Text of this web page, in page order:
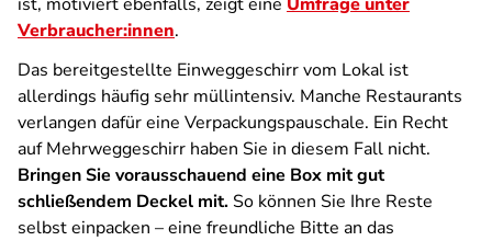
Verbraucher:innen.
Das bereitgestellte Einweggeschirr vom Lokal ist
allerdings häufig sehr müllintensiv. Manche Restaurants
verlangen dafür eine Verpackungspauschale. Ein Recht
auf Mehrweggeschirr haben Sie in diesem Fall nicht.
Bringen Sie vorausschauend eine Box mit gut
schließendem Deckel mit. So können Sie Ihre Reste
selbst einpacken – eine freundliche Bitte an das